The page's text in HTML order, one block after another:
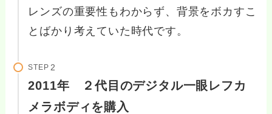
レンズの重要性もわからず、背景をボカすこ
とばかり考えていた時代です。
STEP
2011年 ２代目のデジタル一眼レフカ
メラボディを購入